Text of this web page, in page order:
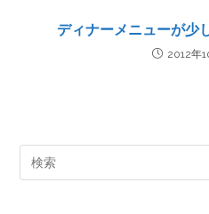
ディナーメニューが少
2012年